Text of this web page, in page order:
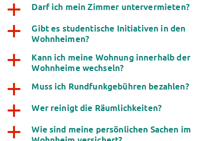
a Darf ich mein Zimmer untervermieten?
a
Gibt es studentische Initiativen in den
Wohnheimen?
a
Kann ich meine Wohnung innerhalb der
Wohnheime wechseln?
a Muss ich Rundfunkgebühren bezahlen?
a Wer reinigt die Räumlichkeiten?
a
Wie sind meine persönlichen Sachen im